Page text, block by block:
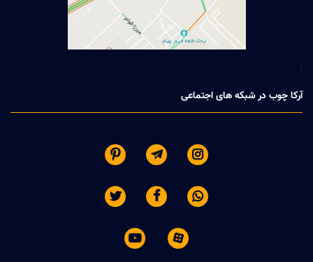
1
آرکا چوب در شبکه های اجتماعی







